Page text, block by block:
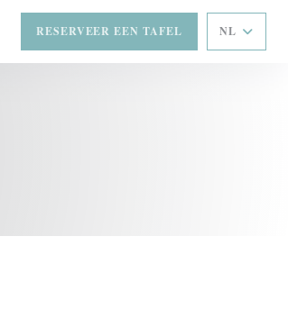
RESERVEER EEN TAFEL NL